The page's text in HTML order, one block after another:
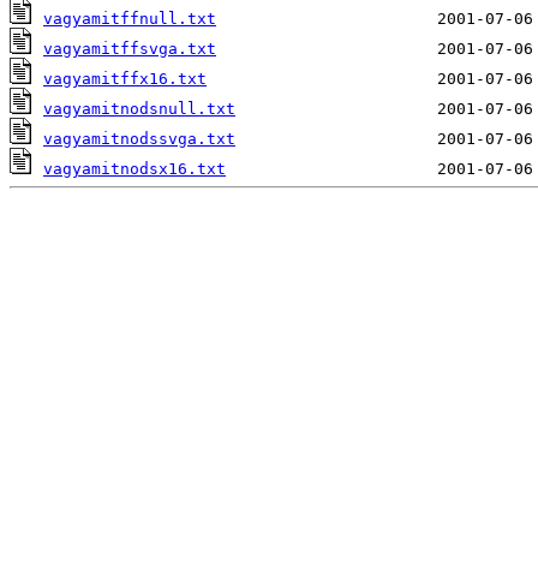
vagyamitffnull.txt
vagyamitffsvga.txt
vagyamitffx16.txt
vagyamitnodsnull.txt
vagyamitnodssvga.txt
vagyamitnodsx16.txt